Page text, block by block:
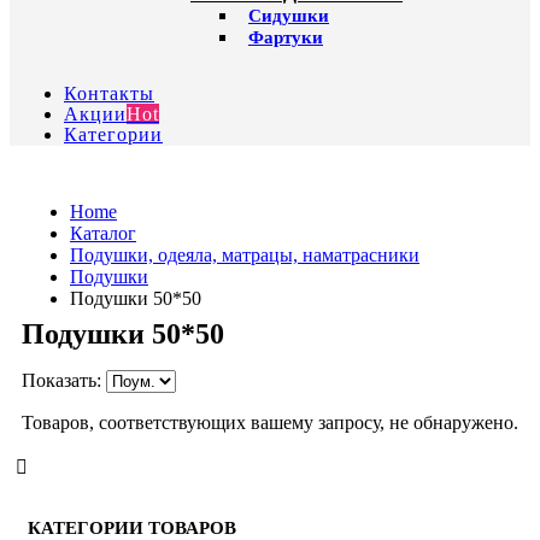
Сидушки
Фартуки
Контакты
АкцииHot
Категории
Home
Каталог
Подушки, одеяла, матрацы, наматрасники
Подушки
Подушки 50*50
Подушки 50*50
Показать:
Товаров, соответствующих вашему запросу, не обнаружено.
КАТЕГОРИИ ТОВАРОВ